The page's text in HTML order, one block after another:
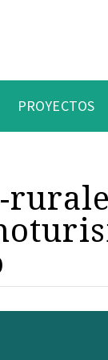
PROYECTOS